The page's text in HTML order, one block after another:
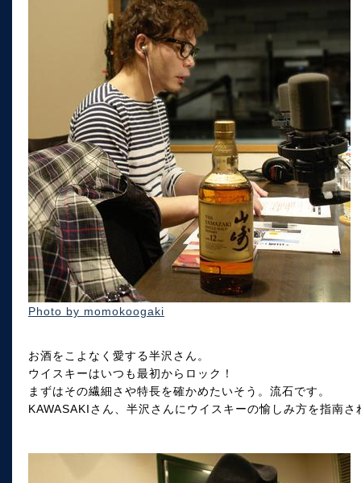
Photo by momokoogaki
お酒をこよなく愛する半沢さん。
ウイスキーはいつも最初からロック！
まずはその繊細さや特長を確かめたいそう。流石です。
KAWASAKIさん、半沢さんにウイスキーの愉しみ方を指南